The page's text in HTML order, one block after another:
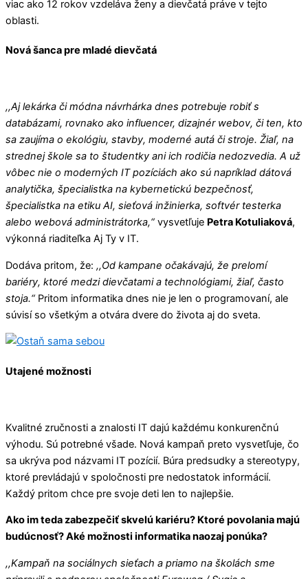
viac ako 12 rokov vzdeláva ženy a dievčatá práve v tejto
oblasti.
Nová šanca pre mladé dievčatá
,,Aj lekárka či módna návrhárka dnes potrebuje robiť s
databázami, rovnako ako influencer, dizajnér webov, či ten, kto
sa zaujíma o ekológiu, stavby, moderné autá či stroje. Žiaľ, na
strednej škole sa to študentky ani ich rodičia nedozvedia. A už
vôbec nie o moderných IT pozíciách ako sú napríklad dátová
analytička, špecialistka na kybernetickú bezpečnosť,
špecialistka na etiku AI, sieťová inžinierka, softvér testerka
alebo webová administrátorka,“vysvetľuje Petra Kotuliaková,
výkonná riaditeľka Aj Ty v IT.
Dodáva pritom, že: ,,Od kampane očakávajú, že prelomí
bariéry, ktoré medzi dievčatami a technológiami, žiaľ, často
stoja.“Pritom informatika dnes nie je len o programovaní, ale
súvisí so všetkým a otvára dvere do života aj do sveta.
Utajené možnosti
Kvalitné zručnosti a znalosti IT dajú každému konkurenčnú
výhodu. Sú potrebné všade. Nová kampaň preto vysvetľuje, čo
sa ukrýva pod názvami IT pozícií. Búra predsudky a stereotypy,
ktoré prevládajú v spoločnosti pre nedostatok informácií.
Každý pritom chce pre svoje deti len to najlepšie.
Ako im teda zabezpečiť skvelú kariéru? Ktoré povolania majú
budúcnosť? Aké možnosti informatika naozaj ponúka?
,,Kampaň na sociálnych sieťach a priamo na školách sme